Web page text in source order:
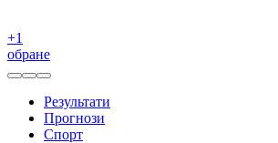
+1
обране
Результати
Прогнози
Спорт